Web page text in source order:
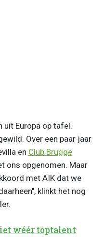
uit Europa op tafel.
Over een paar jaar
en Club Brugge
ons opgenomen. Maar
met AIK dat we
klinkt het nog
wéér toptalent